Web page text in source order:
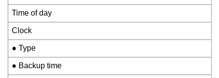
Time of day
Clock
● Type
● Backup time